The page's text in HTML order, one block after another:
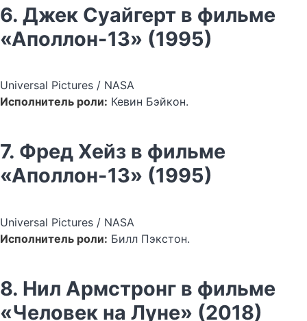
6. Джек Суайгерт в фильме
«Аполлон-13» (1995)
Universal Pictures / NASA
Исполнитель роли: Кевин Бэйкон.
7. Фред Хейз в фильме
«Аполлон-13» (1995)
Universal Pictures / NASA
Исполнитель роли: Билл Пэкстон.
8. Нил Армстронг в фильме
«Человек на Луне» (2018)